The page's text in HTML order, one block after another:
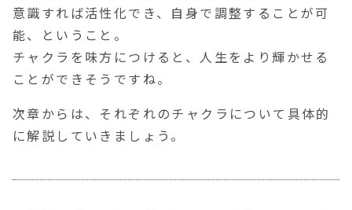
意識すれば活性化でき、自身で調整することが可
能、ということ。
チャクラを味方につけると、人生をより輝かせる
ことができそうですね。
次章からは、それぞれのチャクラについて具体的
に解説していきましょう。